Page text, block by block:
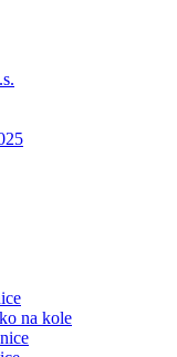
na kole